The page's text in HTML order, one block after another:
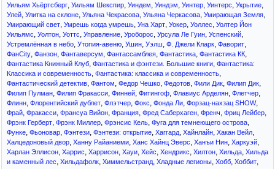
Уильям Хьёртсберг, Уильям Шекспир, Уиндем, Уиндэм, Уинтер, Уинтерс, Укрытие,
Улей, Улитка на склоне, Ульяна Чекрасова, Ульяна Черкасова, Умирающая Земля,
Умирающий свет, Умрешь когда умрешь, Уна Харт, Уокер, Уоллес, Уолтер Йон
Уильямс, Уолтон, Уоттс, Управление, Уроборос, Урсула Ле Гуин, Успенский,
Устремлённая в небо, Утопия-авеню, Ушин, Уэлш, Ф. Джели Кларк, Фаворит,
ФанCity, Фанзон, Фантаверсум, Фантассамблея, Фантастика, Фантастика КК,
Фантастика Книжный Клуб, Фантастика и фэнтези. Большие книги, Фантастика:
Классика и современность, Фантастика: классика и современность,
Фантастический детектив, Фантом, Федор Чешко, Федотов, Фили Дик, Филип Дик,
Филип Пулман, Филип Фракасси, Финней, Фитингоф, Флавиус Арделян, Флетчер,
Флинн, Флорентийский дублет, Флэтчер, Фокс, Фонда Ли, Форзац-нахзац SHOW,
Фрай, Фракасси, Франсуа Вийон, Франция, Фред Саберхаген, Френч, Фриц Лейбер,
Фрэнк Герберт, Фрэнк Миллер, Фрэнсис Кель, Фуга для темнеющего острова,
Функе, Фьоновар, Фэнтези, Фэнтези: открытие, Хаггард, Хайнлайн, Хакан Вейл,
Халцедоновый двор, Ханну Райаниеми, Ханс Хайнц Эверс, Ханъи Нин, Харкуэй,
Харлан Эллисон, Харрис, Харрисон, Хауи, Хейс, Хендрикс, Хилтон, Хильда, Хильда
и каменный лес, Хильдафолк, Химмельстранд, Хладные легионы, Хобб, Хоббит,